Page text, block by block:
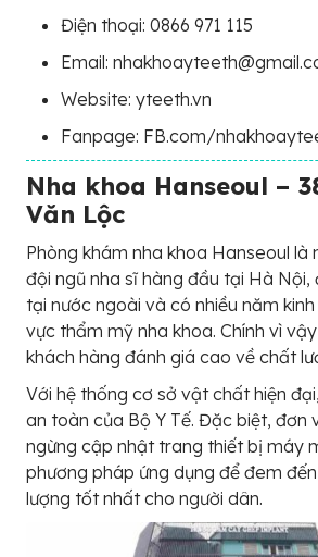
Điện thoại: 0866 971 115
Email:
Website: yteeth.vn
Fanpage: FB.com/
Nha khoa Hanseoul –
Văn Lộc
Phòng khám nha khoa Hanseoul là
đội ngũ nha sĩ hàng đầu tại Hà Nội,
tại nước ngoài và có nhiều năm
vực thẩm mỹ nha khoa. Chính vì
khách hàng đánh giá cao về chất
Với hệ thống cơ sở vật chất hiện
an toàn của Bộ Y Tế. Đặc biệt, đơn
ngừng cập nhật trang thiết bị máy
phương pháp ứng dụng để đem
lượng tốt nhất cho người dân.